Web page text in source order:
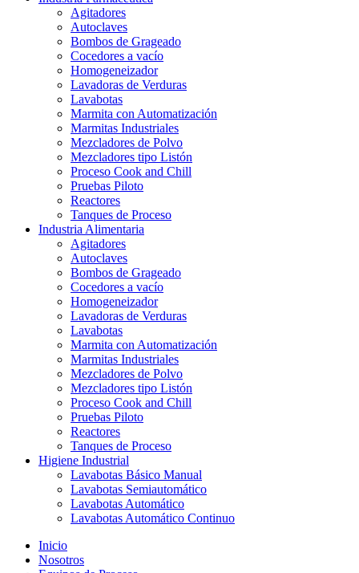
Agitadores
Autoclaves
Bombos de Grageado
Cocedores a vacío
Homogeneizador
Lavadoras de Verduras
Lavabotas
Marmita con Automatización
Marmitas Industriales
Mezcladores de Polvo
Mezcladores tipo Listón
Proceso Cook and Chill
Pruebas Piloto
Reactores
Tanques de Proceso
Industria Alimentaria
Agitadores
Autoclaves
Bombos de Grageado
Cocedores a vacío
Homogeneizador
Lavadoras de Verduras
Lavabotas
Marmita con Automatización
Marmitas Industriales
Mezcladores de Polvo
Mezcladores tipo Listón
Proceso Cook and Chill
Pruebas Piloto
Reactores
Tanques de Proceso
Higiene Industrial
Lavabotas Básico Manual
Lavabotas Semiautomático
Lavabotas Automático
Lavabotas Automático Continuo
Inicio
Nosotros